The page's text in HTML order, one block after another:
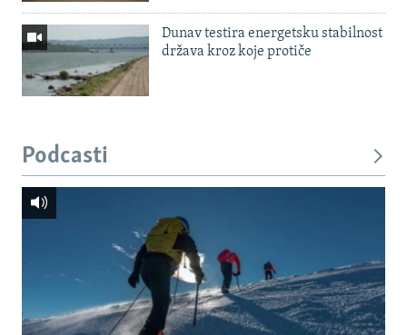
Dunav testira energetsku stabilnost
država kroz koje protiče
Podcasti